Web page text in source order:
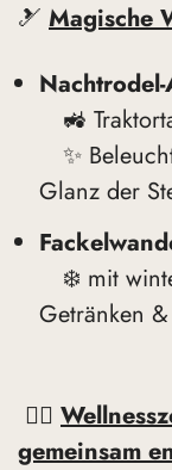
🎿 Magische
🚜
✨
Glanz der
❄️ mit
Getränken
🧖‍♀️
gemeinsam